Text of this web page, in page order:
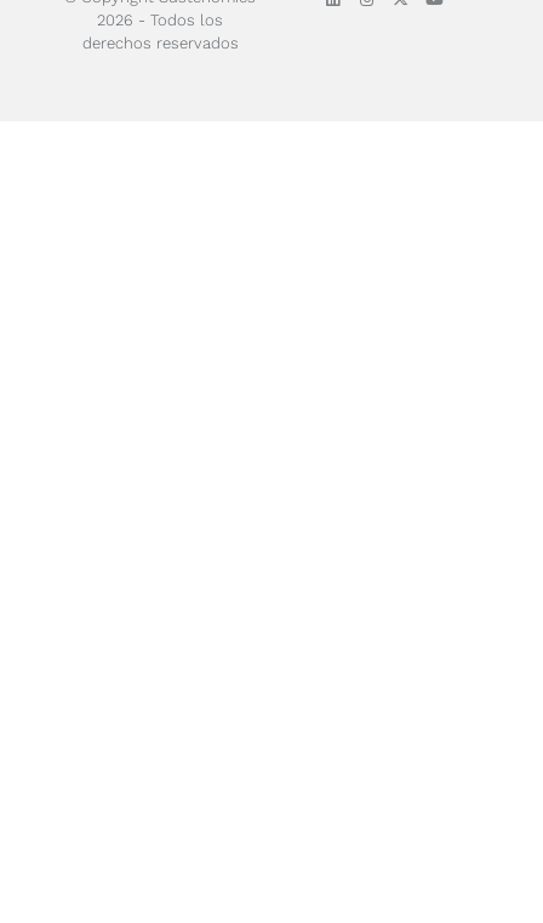
2026 - Todos los
derechos reservados